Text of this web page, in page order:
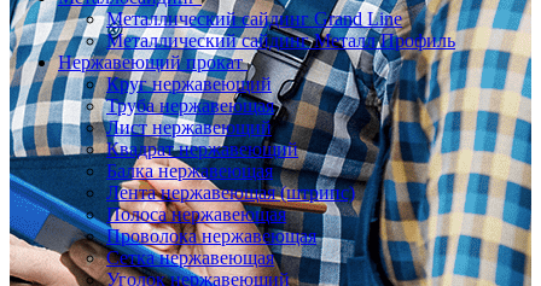
Металлический сайдинг Grand Line
Металлический сайдинг Металл Профиль
Нержавеющий прокат
Круг нержавеющий
Труба нержавеющая
Лист нержавеющий
Квадрат нержавеющий
Балка нержавеющая
Лента нержавеющая (штрипс)
Полоса нержавеющая
Проволока нержавеющая
Сетка нержавеющая
Уголок нержавеющий